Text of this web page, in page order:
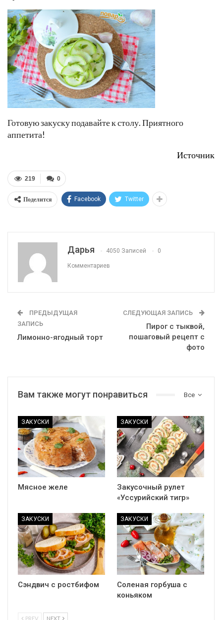
Готовую закуску подавайте к столу. Приятного
аппетита!
Источник
0
219
Поделится Facebook Twitter
Дарья 4050 Записей 0
Комментариев
ПРЕДЫДУЩАЯ
ЗАПИСЬ
Лимонно-ягодный торт
СЛЕДУЮЩАЯ ЗАПИСЬ
Пирог с тыквой,
пошаговый рецепт с
фото
Все
Вам также могут понравиться
ЗАКУСКИ
Мясное желе
ЗАКУСКИ
Закусочный рулет
«Уссурийский тигр»
ЗАКУСКИ
Сэндвич с ростбифом
ЗАКУСКИ
Соленая горбуша с
коньяком
PREV NEXT